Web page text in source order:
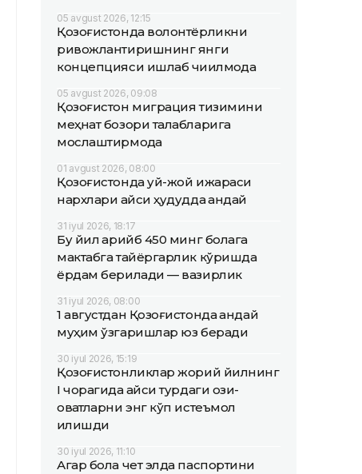
05 avgust 2026, 12:15
Қозоғистонда волонтёрликни
ривожлантиришнинг янги
концепцияси ишлаб чиқилмоқда
05 avgust 2026, 09:08
Қозоғистон миграция тизимини
меҳнат бозори талабларига
мослаштирмоқда
01 avgust 2026, 08:00
Қозоғистонда уй-жой ижараси
нархлари қайси ҳудудда қандай
31 iyul 2026, 18:17
Бу йил қарийб 450 минг болага
мактабга тайёргарлик кўришда
ёрдам берилади — вазирлик
31 iyul 2026, 08:00
1 августдан Қозоғистонда қандай
муҳим ўзгаришлар юз беради
30 iyul 2026, 15:19
Қозоғистонликлар жорий йилнинг
I чорагида қайси турдаги озиқ-
овқатларни энг кўп истеъмол
қилишди
30 iyul 2026, 11:10
Агар бола чет элда паспортини